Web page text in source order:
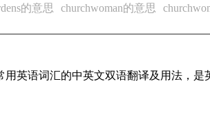
的意思 churchwoman的意思
英语词汇的中英文双语翻译及用法，是